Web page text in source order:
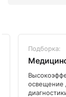
Подборка:
освещение